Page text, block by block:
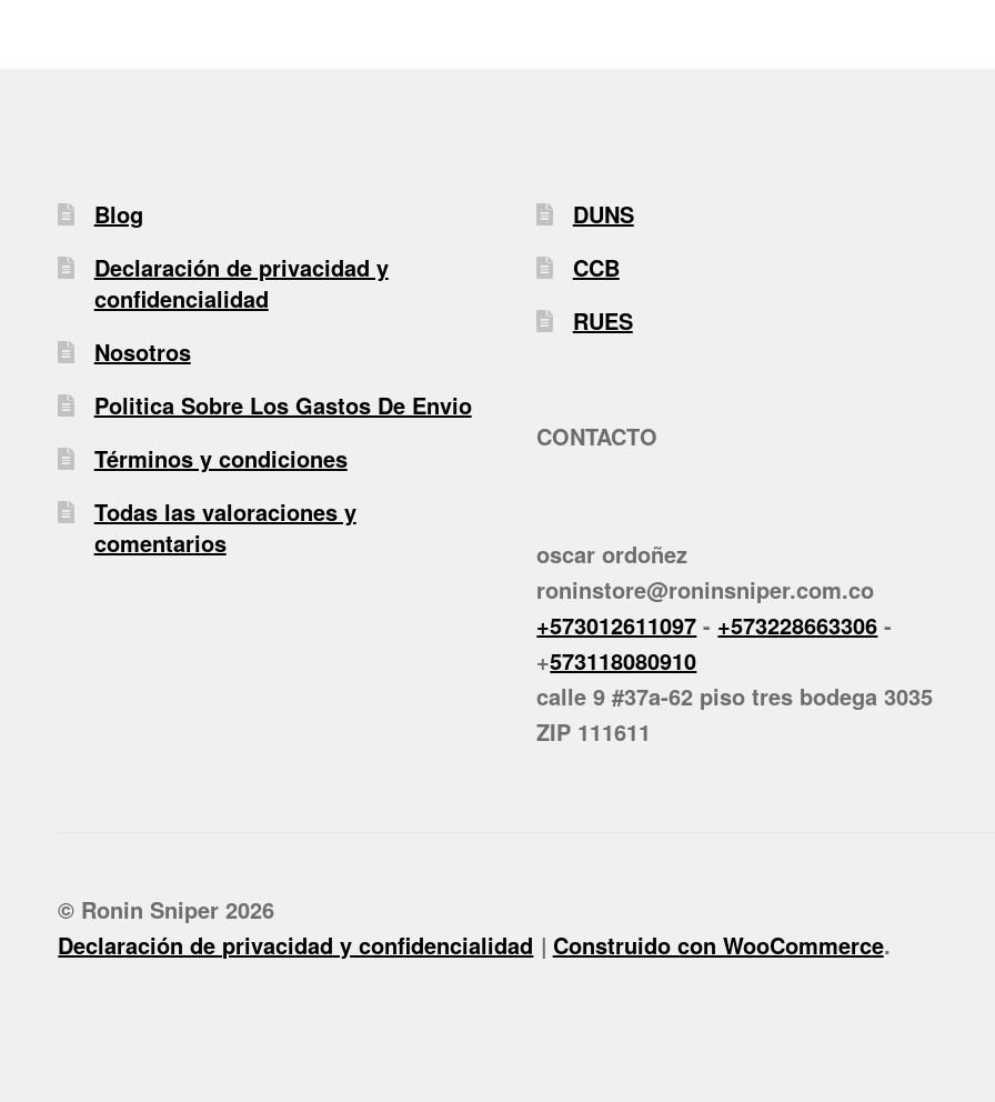
Blog
Declaración de privacidad y
confidencialidad
Nosotros
Politica Sobre Los Gastos De Envio
Términos y condiciones
Todas las valoraciones y
comentarios
DUNS
CCB
RUES
CONTACTO
oscar ordoñez
roninstore@roninsniper.com.co
+573012611097 - +573228663306 -
+573118080910
calle 9 #37a-62 piso tres bodega 3035
ZIP 111611
© Ronin Sniper 2026
Declaración de privacidad y confidencialidad
Construido con WooCommerce.